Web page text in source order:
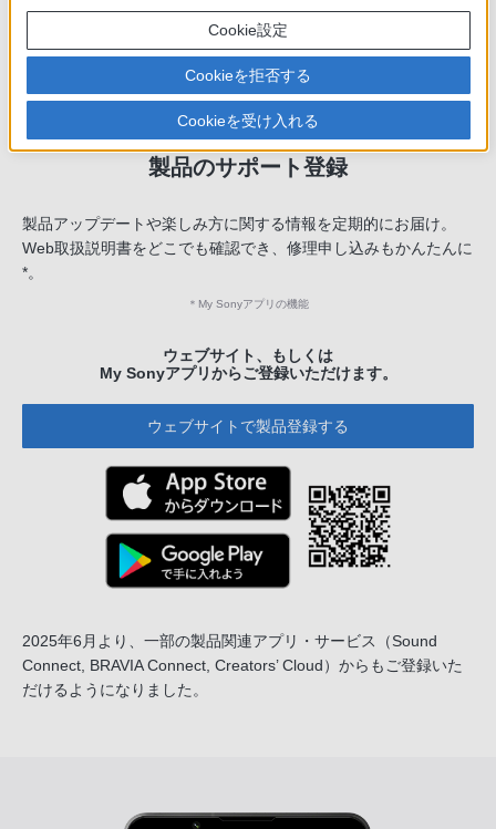
製品のサポート登録
製品アップデートや楽しみ方に関する情報を定期的にお届け。
Web取扱説明書をどこでも確認でき、修理申し込みもかんたんに
*。
＊ My Sonyアプリの機能
ウェブサイト、もしくは
My Sonyアプリからご登録いただけます。
ウェブサイトで製品登録する
2025年6月より、一部の製品関連アプリ・サービス
（Sound
Connect, BRAVIA Connect, Creators’ Cloud）からもご登録いた
だけるようになりました。
Cookie設定
Cookieを拒否する
Cookieを受け入れる